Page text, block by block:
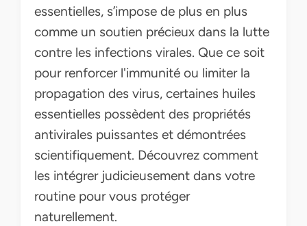
essentielles, s’impose de plus en plus
comme un soutien précieux dans la lutte
contre les infections virales. Que ce soit
pour renforcer l'immunité ou limiter la
propagation des virus, certaines huiles
essentielles possèdent des propriétés
antivirales puissantes et démontrées
scientifiquement. Découvrez comment
les intégrer judicieusement dans votre
routine pour vous protéger
naturellement.